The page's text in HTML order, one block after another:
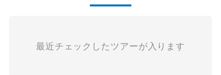
最近チェックしたツアーが入ります